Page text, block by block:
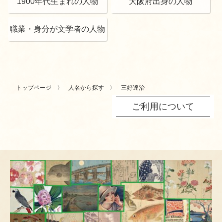
職業・身分が文学者の人物
トップページ 人名から探す 三好達治
ご利用について